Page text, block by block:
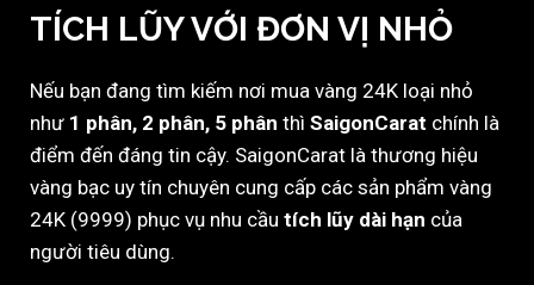
TÍCH LŨY VỚI ĐƠN VỊ NHỎ
Nếu bạn đang tìm kiếm nơi mua vàng 24K loại nhỏ
như 1 phân, 2 phân, 5 phân thì SaigonCarat chính là
điểm đến đáng tin cậy. SaigonCarat là thương hiệu
vàng bạc uy tín chuyên cung cấp các sản phẩm vàng
24K (9999) phục vụ nhu cầu tích lũy dài hạn của
người tiêu dùng.